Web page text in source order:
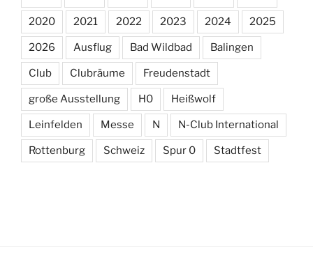
2020 2021 2022 2023 2024 2025
2026 Ausflug Bad Wildbad Balingen
Club Clubräume Freudenstadt
große Ausstellung H0 Heißwolf
Leinfelden Messe N N-Club International
Rottenburg Schweiz Spur 0 Stadtfest